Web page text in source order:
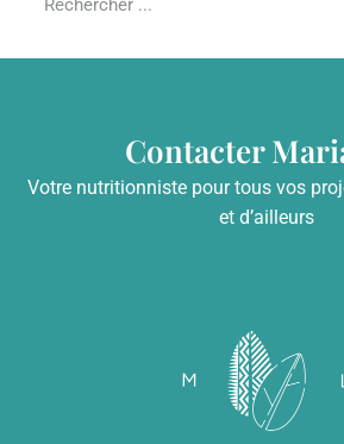
Contacter
Votre nutritionniste pour tous vos
et d’ailleurs